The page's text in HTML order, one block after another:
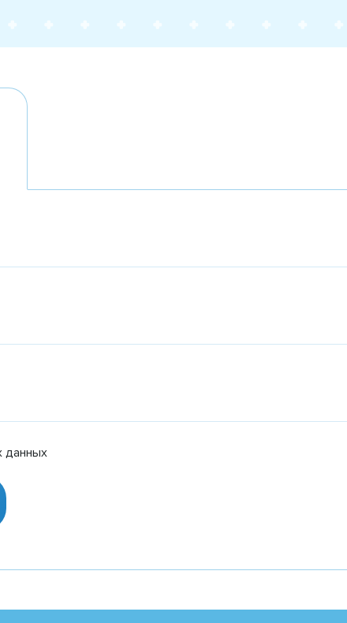
данных